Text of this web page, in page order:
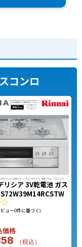
コンロ
リシア 3V乾電池 ガス
ュー0件に基づく)
価格
（税込）